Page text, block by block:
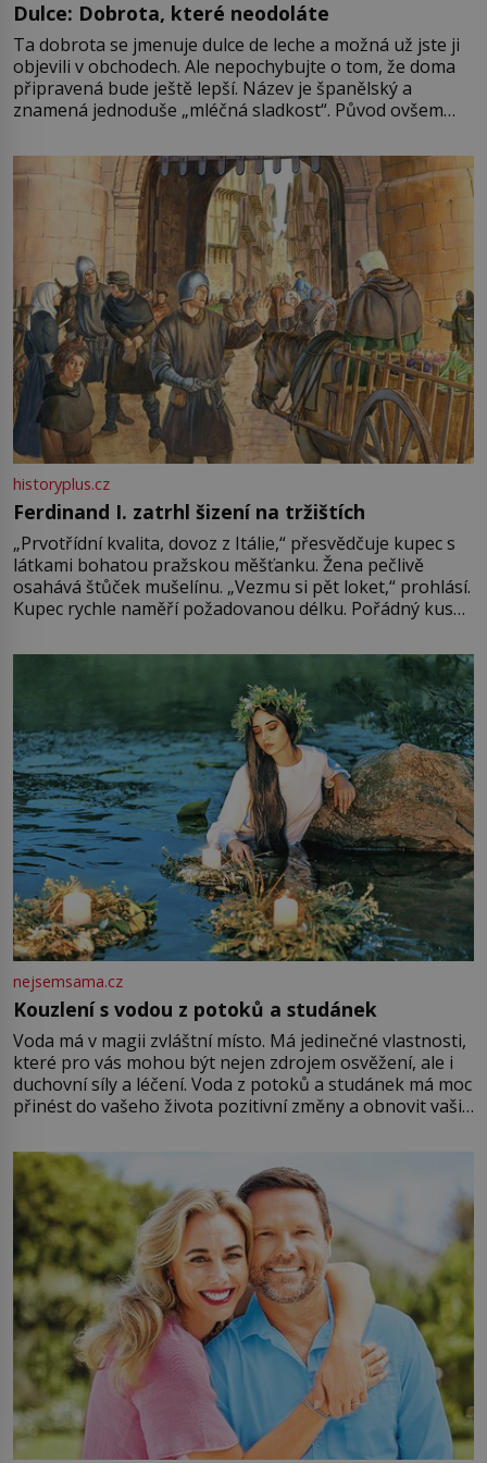
Dulce: Dobrota, které neodoláte
Ta dobrota se jmenuje dulce de leche a možná už jste ji
objevili v obchodech. Ale nepochybujte o tom, že doma
připravená bude ještě lepší. Název je španělský a
znamená jednoduše „mléčná sladkost“. Původ ovšem
pře hned několik latinskoamerických zemí a k tomu
Francie, kde se traduje,
historyplus.cz
Ferdinand I. zatrhl šizení na tržištích
„Prvotřídní kvalita, dovoz z Itálie,“ přesvědčuje kupec s
látkami bohatou pražskou měšťanku. Žena pečlivě
osahává štůček mušelínu. „Vezmu si pět loket,“ prohlásí.
Kupec rychle naměří požadovanou délku. Pořádný kus
milostpaní. Stačí jenom na sukni,“ zhodnotí švadlena
množství růžového mušelínu. „Ošidili vás, podívejte.“
Vezme do ruky dřevěnou
nejsemsama.cz
Kouzlení s vodou z potoků a studánek
Voda má v magii zvláštní místo. Má jedinečné vlastnosti,
které pro vás mohou být nejen zdrojem osvěžení, ale i
duchovní síly a léčení. Voda z potoků a studánek má moc
přinést do vašeho života pozitivní změny a obnovit vaši
můžete obohatit své rituály a přinést do svého života
větší harmonii a klid. Je důležité